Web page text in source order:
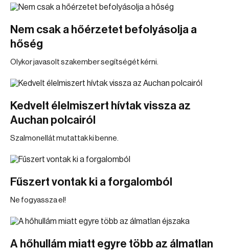
Nem csak a hőérzetet befolyásolja a
hőség
Olykor javasolt szakember segítségét kérni.
Kedvelt élelmiszert hívtak vissza az
Auchan polcairól
Szalmonellát mutattak ki benne.
Fűszert vontak ki a forgalomból
Ne fogyassza el!
A hőhullám miatt egyre több az álmatlan